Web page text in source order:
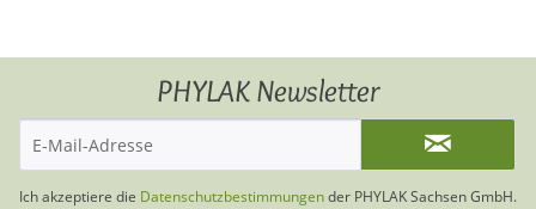
PHYLAK Newsletter
Ich akzeptiere die Datenschutzbestimmungender PHYLAK Sachsen GmbH.